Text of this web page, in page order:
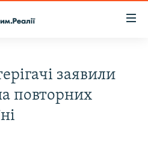
заявили
повторних